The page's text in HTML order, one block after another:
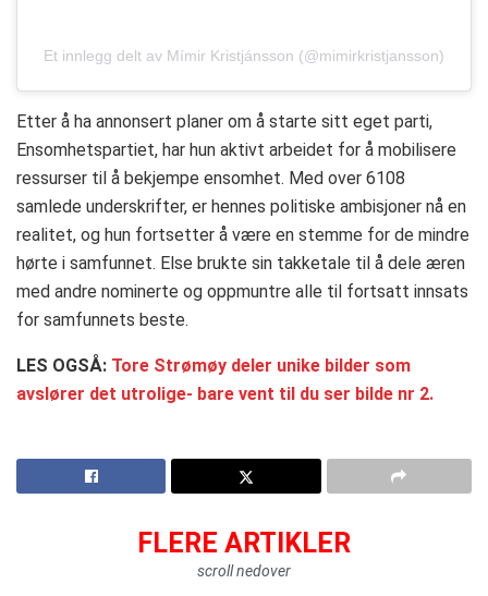
Et innlegg delt av Mímir Kristjánsson (@mimirkristjansson)
Etter å ha annonsert planer om å starte sitt eget parti,
Ensomhetspartiet, har hun aktivt arbeidet for å mobilisere
ressurser til å bekjempe ensomhet. Med over 6108
samlede underskrifter, er hennes politiske ambisjoner nå en
realitet, og hun fortsetter å være en stemme for de mindre
hørte i samfunnet. Else brukte sin takketale til å dele æren
med andre nominerte og oppmuntre alle til fortsatt innsats
for samfunnets beste.
LES OGSÅ: Tore Strømøy deler unike bilder som
avslører det utrolige- bare vent til du ser bilde nr 2.
FLERE ARTIKLER
scroll nedover